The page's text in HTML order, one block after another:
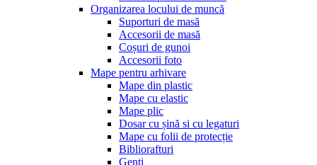
Organizarea locului de muncă
Suporturi de masă
Accesorii de masă
Coșuri de gunoi
Accesorii foto
Mape pentru arhivare
Mape din plastic
Mape cu elastic
Mape plic
Dosar cu șină si cu legaturi
Mape cu folii de protecție
Bibliorafturi
Genti